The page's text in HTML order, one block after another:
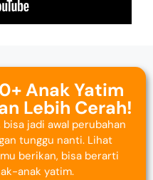
Anak Yatim
Lebih Cerah!
jadi awal perubahan
tunggu nanti. Lihat
berikan, bisa berarti
anak yatim.